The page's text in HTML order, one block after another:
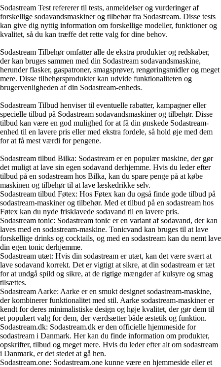
Sodastream Test refererer til tests, anmeldelser og vurderinger af
forskellige sodavandsmaskiner og tilbehør fra Sodastream. Disse tests
kan give dig nyttig information om forskellige modeller, funktioner og
kvalitet, så du kan træffe det rette valg for dine behov.
Sodastream Tilbehør omfatter alle de ekstra produkter og redskaber,
der kan bruges sammen med din Sodastream sodavandsmaskine,
herunder flasker, gaspatroner, smagsprøver, rengøringsmidler og meget
mere. Disse tilbehørsprodukter kan udvide funktionaliteten og
brugervenligheden af din Sodastream-enheds.
Sodastream Tilbud henviser til eventuelle rabatter, kampagner eller
specielle tilbud på Sodastream sodavandsmaskiner og tilbehør. Disse
tilbud kan være en god mulighed for at få din ønskede Sodastream-
enhed til en lavere pris eller med ekstra fordele, så hold øje med dem
for at få mest værdi for pengene.
Sodastream tilbud Bilka: Sodastream er en populær maskine, der gør
det muligt at lave sin egen sodavand derhjemme. Hvis du leder efter
tilbud på en sodastream hos Bilka, kan du spare penge på at købe
maskinen og tilbehør til at lave læskedrikke selv.
Sodastream tilbud Føtex: Hos Føtex kan du også finde gode tilbud på
sodastream-maskiner og tilbehør. Med et tilbud på en sodastream hos
Føtex kan du nyde frisklavede sodavand til en lavere pris.
Sodastream tonic: Sodastream tonic er en variant af sodavand, der kan
laves med en sodastream-maskine. Tonicvand kan bruges til at lave
forskellige drinks og cocktails, og med en sodastream kan du nemt lave
din egen tonic derhjemme.
Sodastream utæt: Hvis din sodastream er utæt, kan det være svært at
lave sodavand korrekt. Det er vigtigt at sikre, at din sodastream er tæt
for at undgå spild og sikre, at de rigtige mængder af kulsyre og smag
tilsættes.
Sodastream Aarke: Aarke er en smukt designet sodastream-maskine,
der kombinerer funktionalitet med stil. Aarke sodastream-maskiner er
kendt for deres minimalistiske design og høje kvalitet, der gør dem til
et populært valg for dem, der værdsætter både æstetik og funktion.
Sodastream.dk: Sodastream.dk er den officielle hjemmeside for
sodastream i Danmark. Her kan du finde information om produkter,
opskrifter, tilbud og meget mere. Hvis du leder efter alt om sodastream
i Danmark, er det stedet at gå hen.
Sodastream.one: Sodastream.one kunne være en hjemmeside eller et